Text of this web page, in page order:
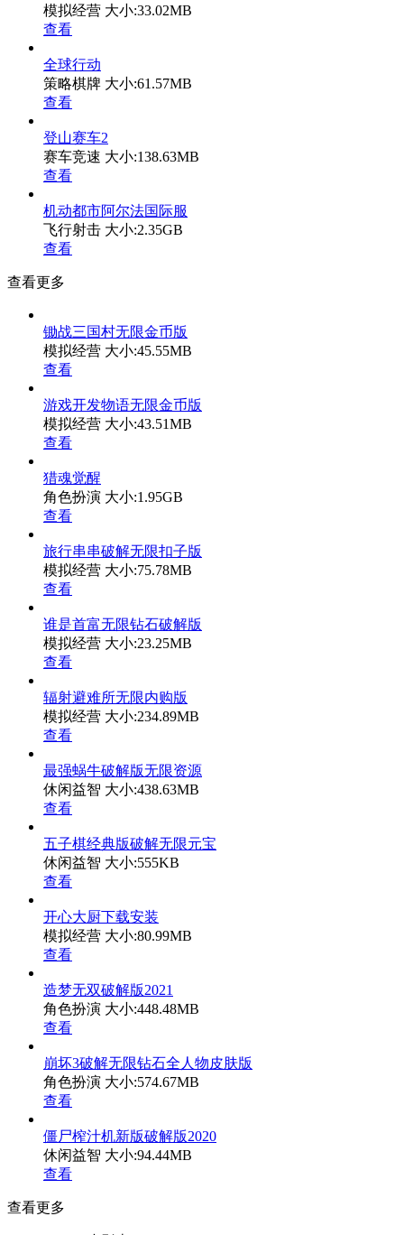
模拟经营 大小:33.02MB
查看
全球行动
策略棋牌 大小:61.57MB
查看
登山赛车2
赛车竞速 大小:138.63MB
查看
机动都市阿尔法国际服
飞行射击 大小:2.35GB
查看
查看更多
锄战三国村无限金币版
模拟经营 大小:45.55MB
查看
游戏开发物语无限金币版
模拟经营 大小:43.51MB
查看
猎魂觉醒
角色扮演 大小:1.95GB
查看
旅行串串破解无限扣子版
模拟经营 大小:75.78MB
查看
谁是首富无限钻石破解版
模拟经营 大小:23.25MB
查看
辐射避难所无限内购版
模拟经营 大小:234.89MB
查看
最强蜗牛破解版无限资源
休闲益智 大小:438.63MB
查看
五子棋经典版破解无限元宝
休闲益智 大小:555KB
查看
开心大厨下载安装
模拟经营 大小:80.99MB
查看
造梦无双破解版2021
角色扮演 大小:448.48MB
查看
崩坏3破解无限钻石全人物皮肤版
角色扮演 大小:574.67MB
查看
僵尸榨汁机新版破解版2020
休闲益智 大小:94.44MB
查看
查看更多